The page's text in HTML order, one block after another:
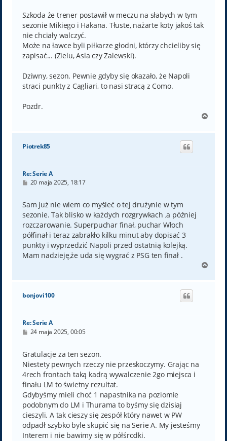
Szkoda że trener postawił w meczu na słabych w tym
sezonie Mikiego i Hakana. Tłuste, nażarte koty jakoś tak
nie chciały walczyć.
Może na ławce byli piłkarze głodni, którzy chcieliby się
zapisać... (Zielu, Asla czy Zalewski).
Dziwny, sezon. Pewnie gdyby się okazało, że Napoli
straci punkty z Cagliari, to nasi stracą z Como.
Pozdr.
g
Piotrek85
Re: Serie A
P
t
20 maja 2025, 18:17
Sam już nie wiem co myśleć o tej drużynie w tym
sezonie. Tak blisko w każdych rozgrywkach ,a później
rozczarowanie. Superpuchar finał, puchar Włoch
półfinał i teraz zabrakło kilku minut aby dopisać 3
punkty i wyprzedzić Napoli przed ostatnią kolejką.
Mam nadzieję,że uda się wygrać z PSG ten finał .
g
bonjovi100
Re: Serie A
P
t
24 maja 2025, 00:05
Gratulacje za ten sezon.
Niestety pewnych rzeczy nie przeskoczymy. Grając na
4rech frontach taką kadrą wywalczenie 2go miejsca i
finału LM to świetny rezultat.
Gdybyśmy mieli choć 1 napastnika na poziomie
podobnym do LM i Thurama to byśmy się dzisiaj
cieszyli. A tak cieszy się zespół który nawet w PW
odpadł szybko byle skupić się na Serie A. My jesteśmy
Interem i nie bawimy się w półśrodki.